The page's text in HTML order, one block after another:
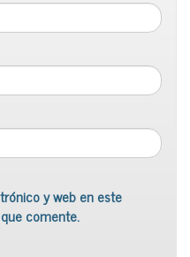
y web en este
comente.